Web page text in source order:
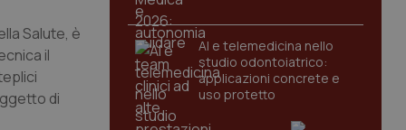
Salute, è
il
di
AI e telemedicina nello
studio odontoiatrico:
applicazioni concrete e
uso protetto